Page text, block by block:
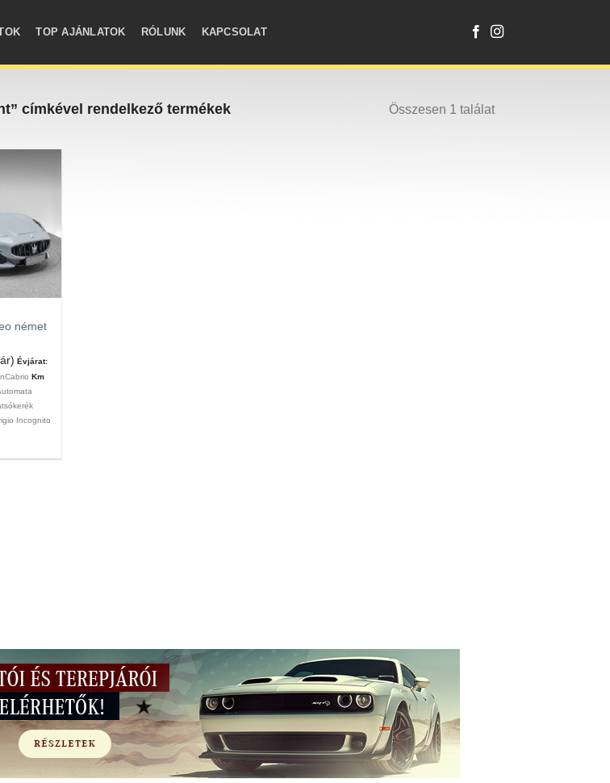
TOP AJÁNLATOK RÓLUNK KAPCSOLAT
címkével rendelkező termékek Összesen 1 találat
német
Évjárat:
Km
Incognito